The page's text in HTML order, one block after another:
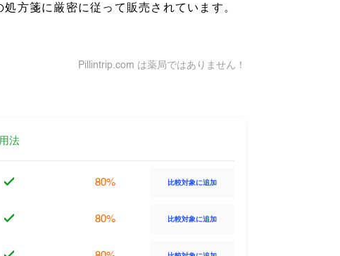
方箋に厳密に従って販売されています。
Pillintrip.com は薬局ではありません！
用法
80% 比較対象に追加
80% 比較対象に追加